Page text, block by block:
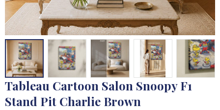
Tableau Cartoon Salon Snoopy F1
Stand Pit Charlie Brown